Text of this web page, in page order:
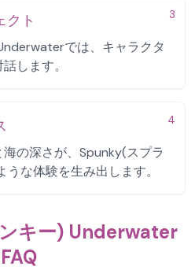
3
クト
では、キャラクタ
します。
4
の深さが、Spunky(スプラ
な体験を生み出します。
キー) Underwater
FAQ